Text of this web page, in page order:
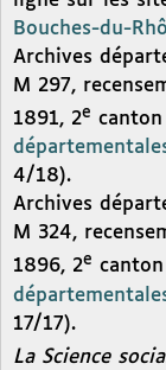
Bouches-du-
Archives
M 297,
1891, 2e
4/18).
Archives
M 324,
1896, 2e
17/17).
La Science